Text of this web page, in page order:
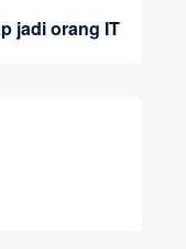
jadi orang IT